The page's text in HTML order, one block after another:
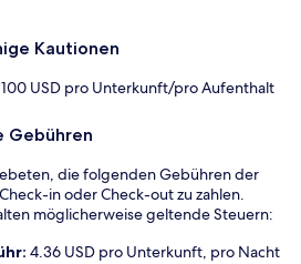
Kautionen
100 USD pro Unterkunft/pro Aufenthalt
Gebühren
die folgenden Gebühren der
in oder Check-out zu zahlen.
möglicherweise geltende Steuern:
4.36 USD pro Unterkunft, pro Nacht